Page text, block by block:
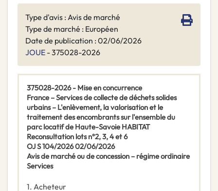
Type d'avis : Avis de marché
Type de marché : Européen
Date de publication : 02/06/2026
JOUE - 375028-2026
375028-2026 - Mise en concurrence
France – Services de collecte de déchets solides
urbains – L'enlèvement, la valorisation et le
traitement des encombrants sur l'ensemble du
parc locatif de Haute-Savoie HABITAT
Reconsultation lots n°2, 3, 4 et 6
OJ S 104/2026 02/06/2026
Avis de marché ou de concession – régime ordinaire
Services
1. Acheteur